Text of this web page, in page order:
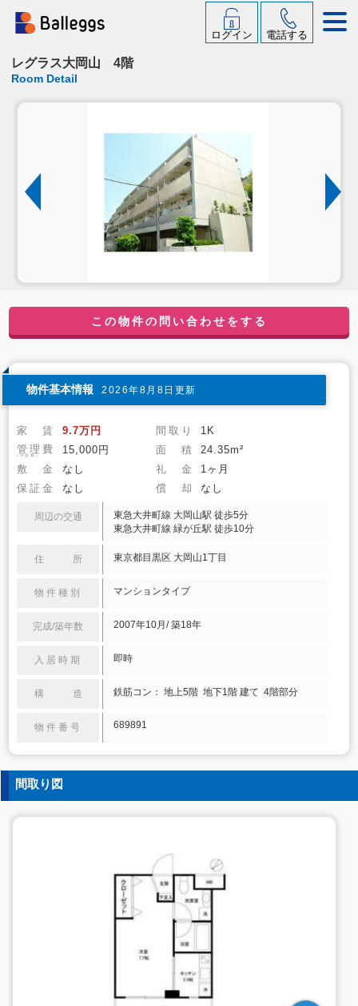
ログイン 電話する
レグラス大岡山 4階
Room Detail
この物件の問い合わせをする
物件基本情報 2026年8月8日更新
家 賃 9.7万円 間取り
1K
管理費
(共益費) 15,000円 面 積
24.35m²
敷 金
なし 礼 金
1ヶ月
保証金
なし 償 却 なし
周辺の交通
東急大井町線 大岡山駅 徒歩5分
東急大井町線 緑が丘駅 徒歩10分
住 所 東京都目黒区 大岡山1丁目
物件種別 マンションタイプ
完成/築年数 2007年10月/ 築18年
入居時期 即時
構 造 鉄筋コン： 地上5階 地下1階 建て 4階部分
物件番号 689891
間取り図